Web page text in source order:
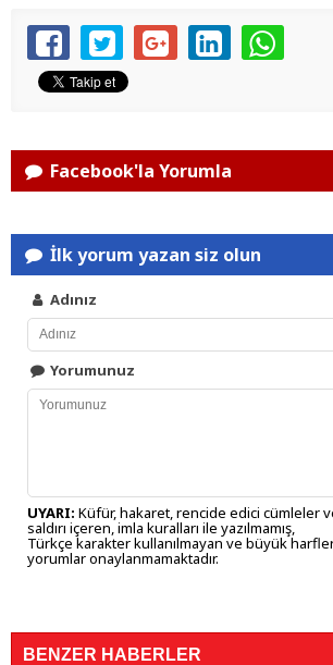
Facebook'la Yorumla
İlk yorum yazan siz olun
Adınız
Yorumunuz
UYARI: Küfür, hakaret, rencide edici cümleler
saldırı içeren, imla kuralları ile yazılmamış,
Türkçe karakter kullanılmayan ve büyük
yorumlar onaylanmamaktadır.
BENZER HABERLER